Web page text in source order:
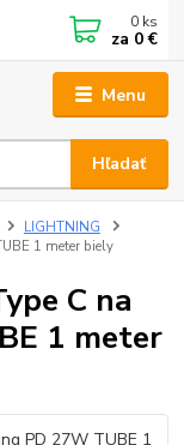
Menu
Hľadať
0 ks
za 0 €
LIGHTNING
1 meter biely
C na
1 meter